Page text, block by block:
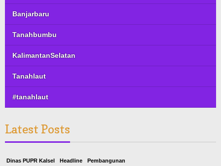
Banjarbaru
Tanahbumbu
KalimantanSelatan
Tanahlaut
#tanahlaut
Latest Posts
Dinas PUPR Kalsel Headline Pembangunan